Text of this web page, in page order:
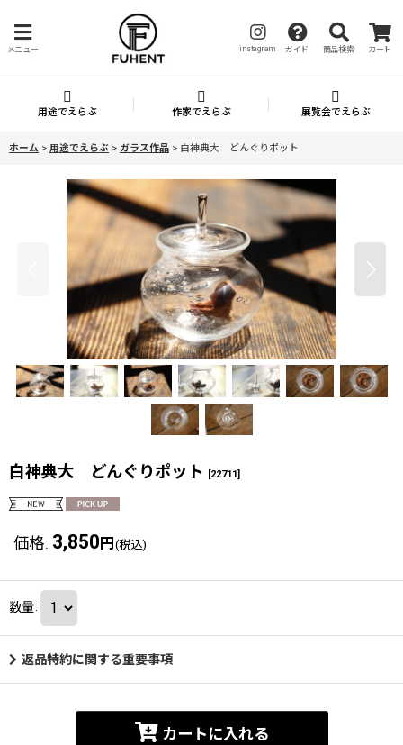
メニュー instagram ガイド 商品検索 カート
用途でえらぶ 作家でえらぶ 展覧会でえらぶ
ホーム > 用途でえらぶ > ガラス作品 > 白神典大 どんぐりポット
白神典大 どんぐりポット [22711]
価格: 3,850 円 (税込)
数量:
返品特約に関する重要事項
カートに入れる